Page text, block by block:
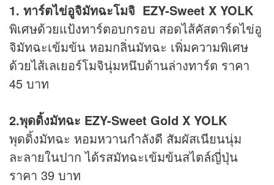
1. ทาร์ตไข่อูจิมัทฉะโมจิ EZY-Sweet X YOLK
พิเศษด้วยแป้งทาร์ตอบกรอบ สอดไส้คัสตาร์ดไข่อู
จิมัทฉะเข้มข้น หอมกลิ่นมัทฉะ เพิ่มความพิเศษ
ด้วยไส้เลเยอร์โมจินุ่มหนึบด้านล่างทาร์ต ราคา
45 บาท
2.พุดดิ้งมัทฉะ EZY-Sweet Gold X YOLK
พุดดิ้งมัทฉะ หอมหวานกำลังดี สัมผัสเนียนนุ่ม
ละลายในปาก ได้รสมัทฉะเข้มข้นสไตล์ญี่ปุ่น
ราคา 39 บาท